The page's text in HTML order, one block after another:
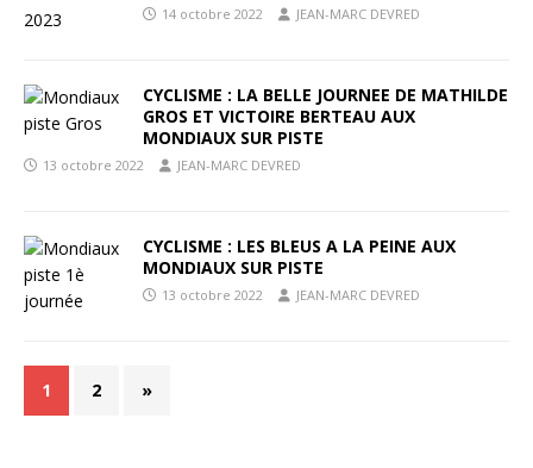
14 octobre 2022 JEAN-MARC DEVRED
CYCLISME : LA BELLE JOURNEE DE MATHILDE
GROS ET VICTOIRE BERTEAU AUX
MONDIAUX SUR PISTE
13 octobre 2022 JEAN-MARC DEVRED
CYCLISME : LES BLEUS A LA PEINE AUX
MONDIAUX SUR PISTE
13 octobre 2022 JEAN-MARC DEVRED
1 2 »